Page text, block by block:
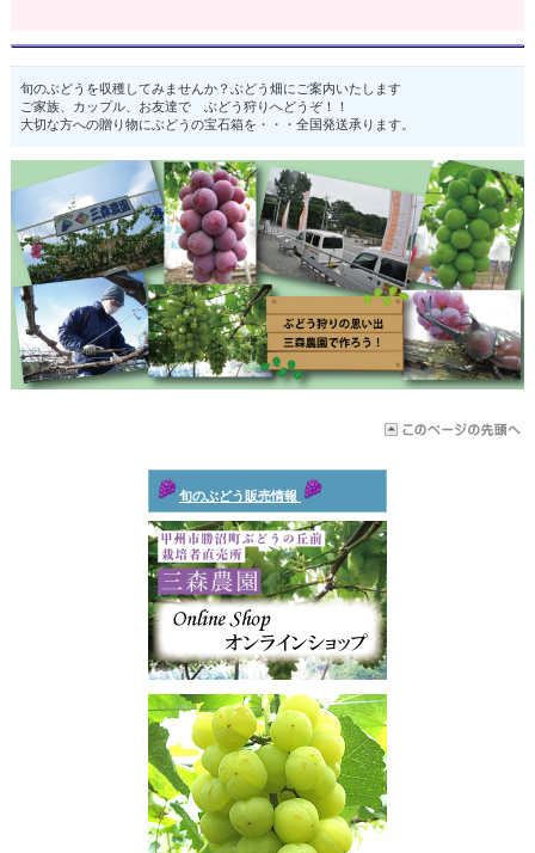
旬のぶどうを収穫してみませんか？ぶどう畑にご案内いたします
ご家族、カップル、お友達で ぶどう狩りへどうぞ！！
大切な方への贈り物にぶどうの宝石箱を・・・全国発送承ります。
旬のぶどう販売情報